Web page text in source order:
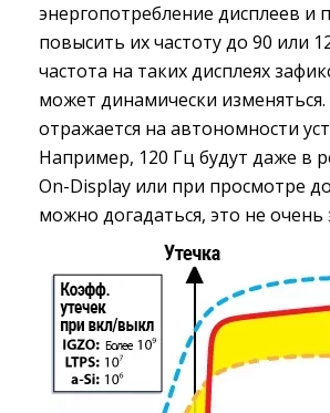
энергопотребление дисплеев и
повысить их частоту до 90 или
частота на таких дисплеях
может динамически
отражается на автономности
Например, 120 Гц будут даже в
On-Display или при просмотре
можно догадаться, это не